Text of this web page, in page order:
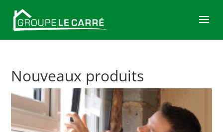
Nouveaux produits